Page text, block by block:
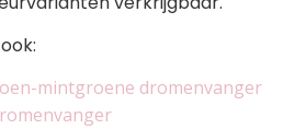
mintgroene dromenvanger